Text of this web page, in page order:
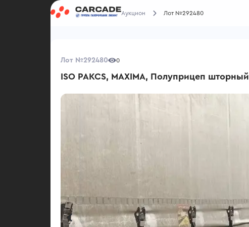
Аукцион Лот №292480
Лот №292480 0
ISO PAKCS, MAXIMA, Полуприцеп шторный